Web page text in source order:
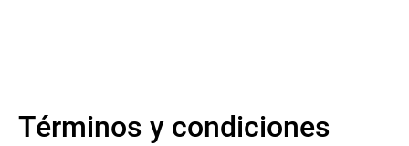
Términos y condiciones